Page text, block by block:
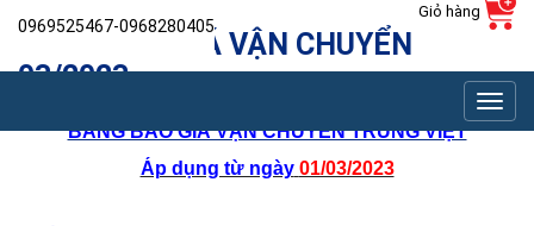
0969525467-0968280405
Giỏ hàng
BẢNG BÁO GIÁ VẬN CHUYỂN
03/2023
BẢNG BÁO GIÁ VẬN CHUYỂN TRUNG VIỆT
Áp dụng từ ngày 01/03/2023